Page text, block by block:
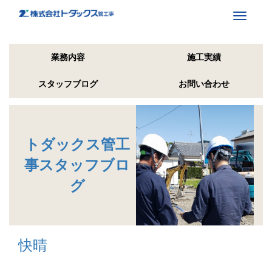
Toggle
業務内容 施工実績
スタッフブログ お問い合わせ
トダックス管工
事スタッフブロ
グ
快晴